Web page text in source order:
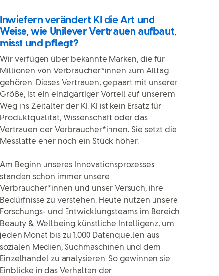
Inwiefern verändert KI die Art und
Weise, wie Unilever Vertrauen aufbaut,
misst und pflegt?
Wir verfügen über bekannte Marken, die für
Millionen von Verbraucher*innen zum Alltag
gehören. Dieses Vertrauen, gepaart mit unserer
Größe, ist ein einzigartiger Vorteil auf unserem
Weg ins Zeitalter der KI. KI ist kein Ersatz für
Produktqualität, Wissenschaft oder das
Vertrauen der Verbraucher*innen. Sie setzt die
Messlatte eher noch ein Stück höher.
Am Beginn unseres Innovationsprozesses
standen schon immer unsere
Verbraucher*innen und unser Versuch, ihre
Bedürfnisse zu verstehen. Heute nutzen unsere
Forschungs- und Entwicklungsteams im Bereich
Beauty & Wellbeing künstliche Intelligenz, um
jeden Monat bis zu 1.000 Datenquellen aus
sozialen Medien, Suchmaschinen und dem
Einzelhandel zu analysieren. So gewinnen sie
Einblicke in das Verhalten der